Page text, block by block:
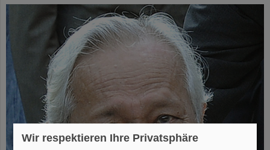
Wir respektieren Ihre Privatsphäre